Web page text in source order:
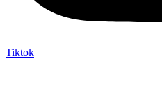
Tiktok